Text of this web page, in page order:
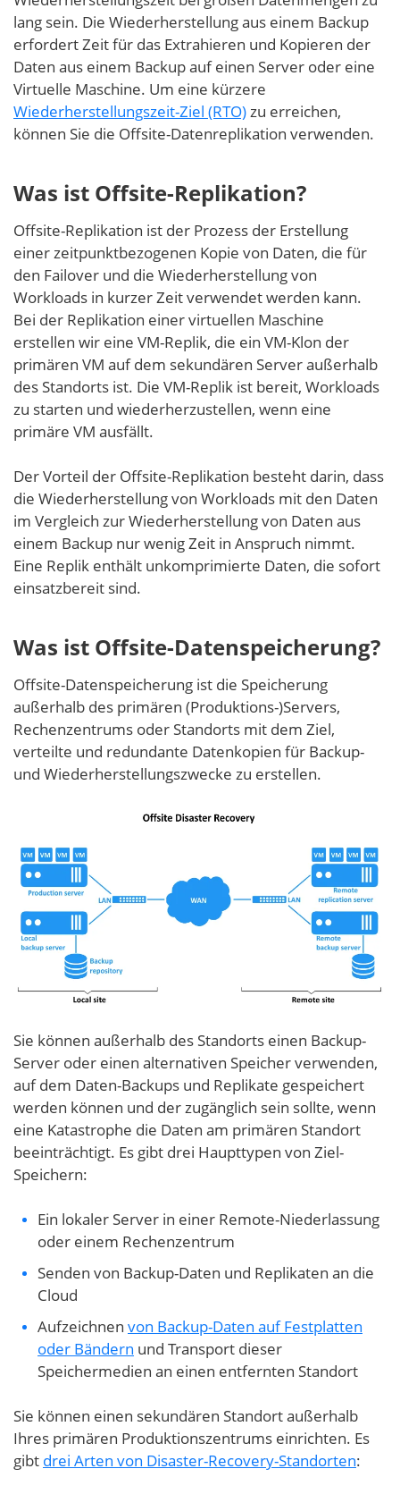
lang sein. Die Wiederherstellung aus einem Backup
erfordert Zeit für das Extrahieren und Kopieren der
Daten aus einem Backup auf einen Server oder eine
Virtuelle Maschine. Um eine kürzere
Wiederherstellungszeit-Ziel (RTO)zu erreichen,
können Sie die Offsite-Datenreplikation verwenden.
Was ist Offsite-Replikation?
Offsite-Replikation ist der Prozess der Erstellung
einer zeitpunktbezogenen Kopie von Daten, die für
den Failover und die Wiederherstellung von
Workloads in kurzer Zeit verwendet werden kann.
Bei der Replikation einer virtuellen Maschine
erstellen wir eine VM-Replik, die ein VM-Klon der
primären VM auf dem sekundären Server außerhalb
des Standorts ist. Die VM-Replik ist bereit, Workloads
zu starten und wiederherzustellen, wenn eine
primäre VM ausfällt.
Der Vorteil der Offsite-Replikation besteht darin, dass
die Wiederherstellung von Workloads mit den Daten
im Vergleich zur Wiederherstellung von Daten aus
einem Backup nur wenig Zeit in Anspruch nimmt.
Eine Replik enthält unkomprimierte Daten, die sofort
einsatzbereit sind.
Was ist Offsite-Datenspeicherung?
Offsite-Datenspeicherung ist die Speicherung
außerhalb des primären (Produktions-)Servers,
Rechenzentrums oder Standorts mit dem Ziel,
verteilte und redundante Datenkopien für Backup-
und Wiederherstellungszwecke zu erstellen.
Sie können außerhalb des Standorts einen Backup-
Server oder einen alternativen Speicher verwenden,
auf dem Daten-Backups und Replikate gespeichert
werden können und der zugänglich sein sollte, wenn
eine Katastrophe die Daten am primären Standort
beeinträchtigt. Es gibt drei Haupttypen von Ziel-
Speichern:
Ein lokaler Server in einer Remote-Niederlassung
oder einem Rechenzentrum
Senden von Backup-Daten und Replikaten an die
Cloud
Aufzeichnen von Backup-Daten auf Festplatten
oder Bändern und Transport dieser
Speichermedien an einen entfernten Standort
Sie können einen sekundären Standort außerhalb
Ihres primären Produktionszentrums einrichten. Es
gibt drei Arten von Disaster-Recovery-Standorten: